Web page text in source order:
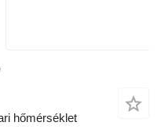
hőmérséklet